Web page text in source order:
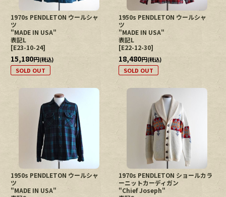
1970s PENDLETON ウールシャ
ツ
"MADE IN USA"
表記L
[E23-10-24]
15,180円(税込)
SOLD OUT
1950s PENDLETON ウールシャ
ツ
"MADE IN USA"
表記L
[E22-12-30]
18,480円(税込)
SOLD OUT
1950s PENDLETON ウールシャ
ツ
"MADE IN USA"
1970s PENDLETON ショールカラ
ーニットカーディガン
"Chief Joseph"